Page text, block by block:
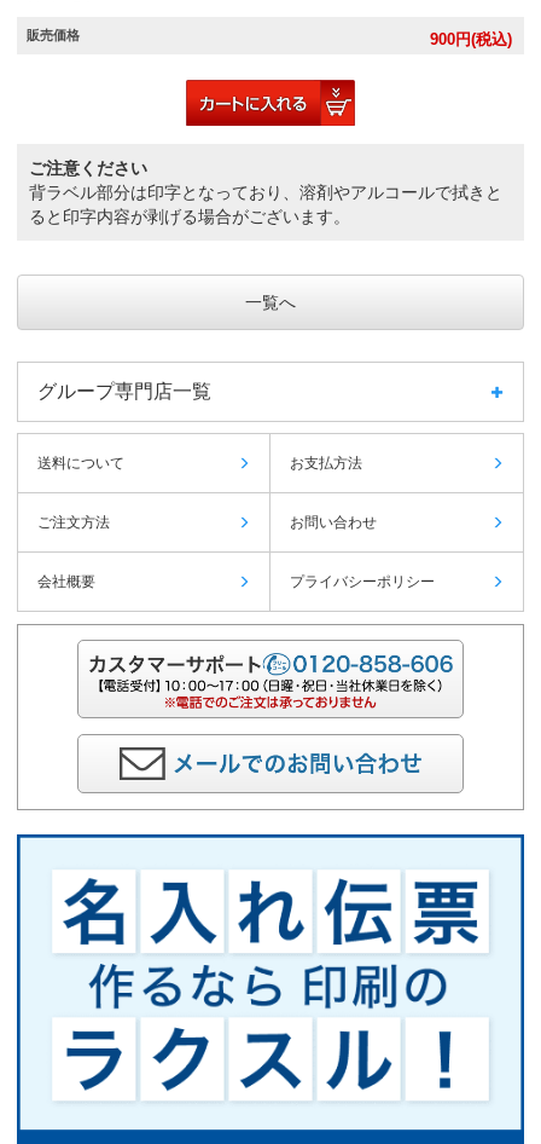
販売価格 900円(税込)
ご注意ください
背ラベル部分は印字となっており、溶剤やアルコールで拭きと
ると印字内容が剥げる場合がございます。
一覧へ
グループ専門店一覧
送料について お支払方法
ご注文方法 お問い合わせ
会社概要 プライバシーポリシー